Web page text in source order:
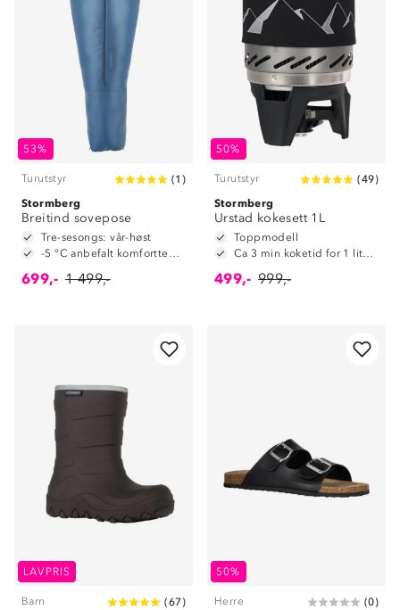
53%
Turutstyr (1 )
Stormberg
Breitind sovepose
Tre-sesongs: vår-høst
-5 °C anbefalt komforttemperatur
699,- 1 499,-
50%
Turutstyr (49)
Stormberg
Urstad kokesett 1L
Toppmodell
Ca 3 min koketid for 1 liter vann
499,- 999,-
LAVPRIS
Barn (67)
50%
Herre (0)